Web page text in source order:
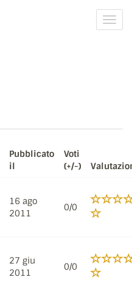
Pubblicato
il
Voti
(+/-)
16 ago
2011
0/0
27 giu
2011
0/0